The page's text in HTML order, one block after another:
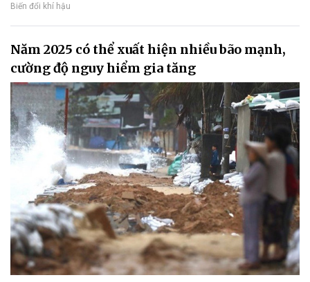
Biến đổi khí hậu
Năm 2025 có thể xuất hiện nhiều bão mạnh,
cường độ nguy hiểm gia tăng